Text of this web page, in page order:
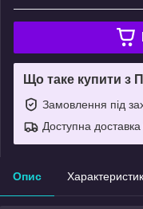
Що таке купити з
Замовлення під
Доступна доставка
Опис